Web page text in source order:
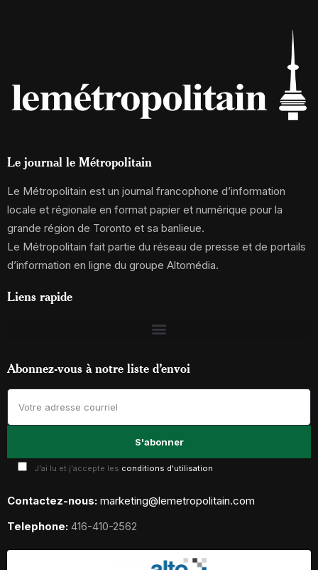
Le journal le Métropolitain
Le Métropolitain est un journal francophone d’information
locale et régionale en format papier et numérique pour la
grande région de Toronto et sa banlieue.
Le Métropolitain fait partie du réseau de presse et de portails
d’information en ligne du groupe Altomédia.
Liens rapide
Abonnez-vous à notre liste d’envoi
J'ai lu et j'accepte les conditions d'utilisation
Contactez-nous: marketing@lemetropolitain.com
Telephone: 416-410-2562